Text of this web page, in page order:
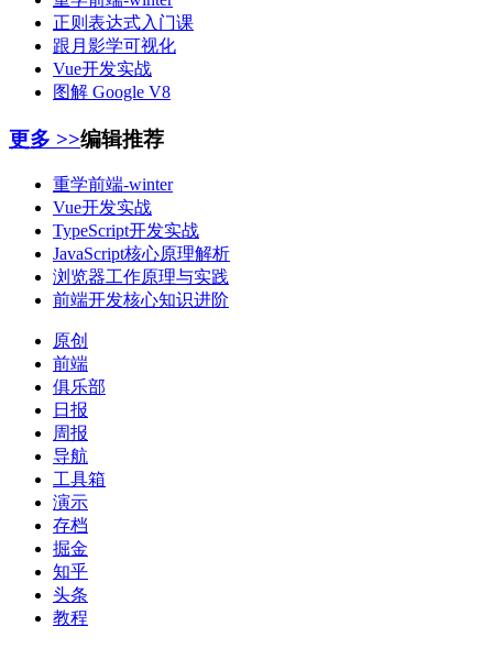
正则表达式入门课
跟月影学可视化
Vue开发实战
图解 Google V8
更多 >>编辑推荐
重学前端-winter
Vue开发实战
TypeScript开发实战
JavaScript核心原理解析
浏览器工作原理与实践
前端开发核心知识进阶
原创
前端
俱乐部
日报
周报
导航
工具箱
演示
存档
掘金
知乎
头条
教程